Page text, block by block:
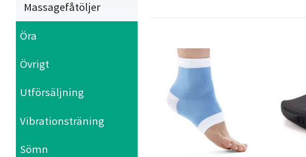
Massagefåtöljer
Öra
Övrigt
Utförsäljning
Vibrationsträning
Sömn